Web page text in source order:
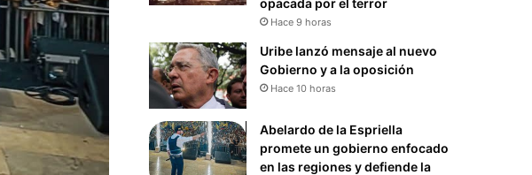
Hace 9 horas
Uribe lanzó mensaje al nuevo
Gobierno y a la oposición
Hace 10 horas
Abelardo de la Espriella
promete un gobierno enfocado
en las regiones y defiende la